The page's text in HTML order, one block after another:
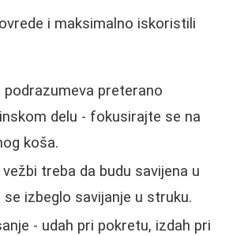
i maksimalno iskoristili
podrazumeva preterano
delu - fokusirajte se na
koša.
treba da budu savijena u
izbeglo savijanje u struku.
- udah pri pokretu, izdah pri